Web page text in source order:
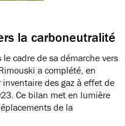
la carboneutralité
cadre de sa démarche vers
a complété, en
des gaz à effet de
Ce bilan met en lumière
de la